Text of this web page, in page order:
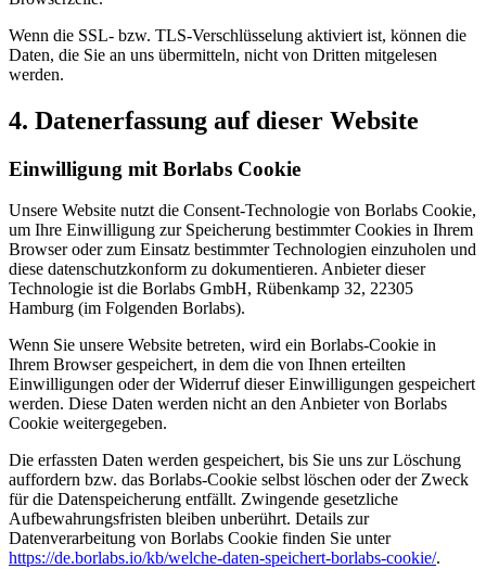
Wenn die SSL- bzw. TLS-Verschlüsselung aktiviert ist, können die
Daten, die Sie an uns übermitteln, nicht von Dritten mitgelesen
werden.
4. Datenerfassung auf dieser Website
Einwilligung mit Borlabs Cookie
Unsere Website nutzt die Consent-Technologie von Borlabs Cookie,
um Ihre Einwilligung zur Speicherung bestimmter Cookies in Ihrem
Browser oder zum Einsatz bestimmter Technologien einzuholen und
diese datenschutzkonform zu dokumentieren. Anbieter dieser
Technologie ist die Borlabs GmbH, Rübenkamp 32, 22305
Hamburg (im Folgenden Borlabs).
Wenn Sie unsere Website betreten, wird ein Borlabs-Cookie in
Ihrem Browser gespeichert, in dem die von Ihnen erteilten
Einwilligungen oder der Widerruf dieser Einwilligungen gespeichert
werden. Diese Daten werden nicht an den Anbieter von Borlabs
Cookie weitergegeben.
Die erfassten Daten werden gespeichert, bis Sie uns zur Löschung
auffordern bzw. das Borlabs-Cookie selbst löschen oder der Zweck
für die Datenspeicherung entfällt. Zwingende gesetzliche
Aufbewahrungsfristen bleiben unberührt. Details zur
Datenverarbeitung von Borlabs Cookie finden Sie unter
https://de.borlabs.io/kb/welche-daten-speichert-borlabs-cookie/.